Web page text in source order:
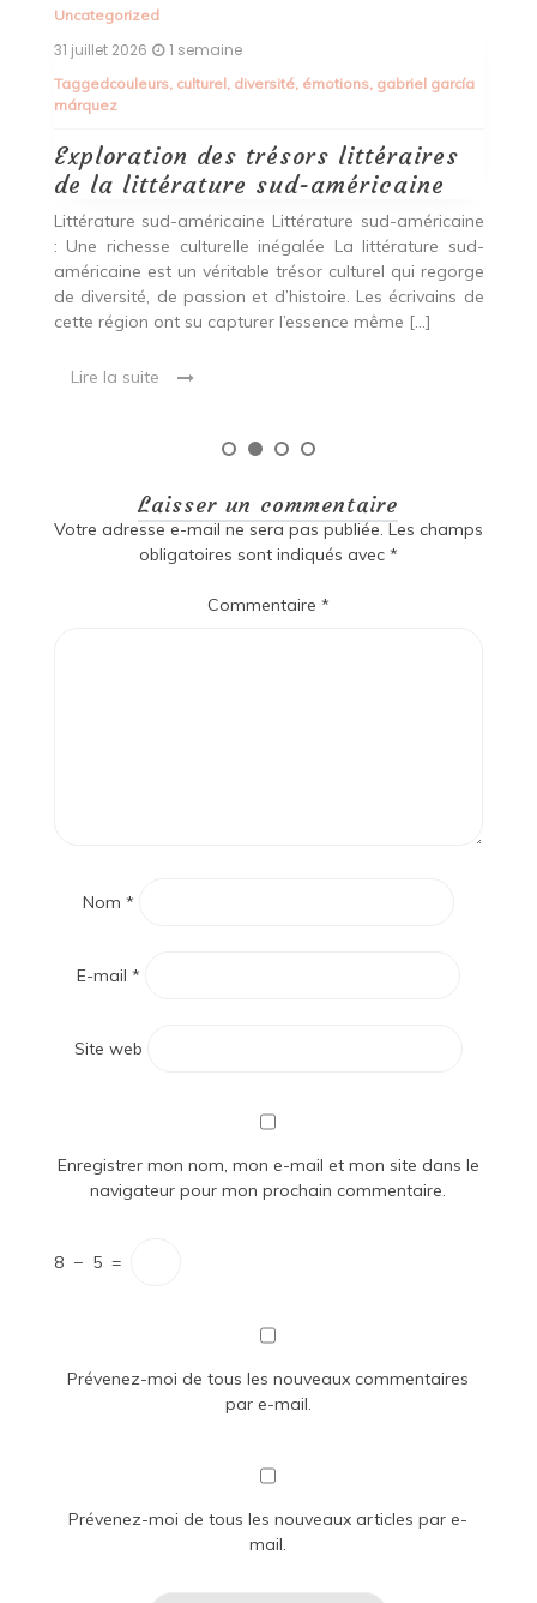
Alimentation Saine L’Épicerie du Bien-Être : Votre
Destination pour une Alimentation Saine Située au
cœur de la ville, l’Épicerie du Bien-Être est bien plus
qu’un simple magasin […]
Lire la suite
Laisser un commentaire
Votre adresse e-mail ne sera pas publiée. Les champs
obligatoires sont indiqués avec *
Commentaire *
Nom *
E-mail *
Site web
Enregistrer mon nom, mon e-mail et mon site dans le
navigateur pour mon prochain commentaire.
8 − 5 =
Prévenez-moi de tous les nouveaux commentaires
par e-mail.
Prévenez-moi de tous les nouveaux articles par e-
mail.